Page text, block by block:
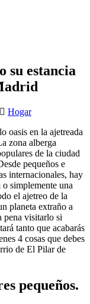
su estancia
Hogar
oasis en la ajetreada
zona alberga
de la ciudad
pequeños e
internacionales, hay
simplemente una
el ajetreo de la
planeta extraño a
pena visitarlo si
tanto que acabarás
4 cosas que debes
de El Pilar de
pequeños.